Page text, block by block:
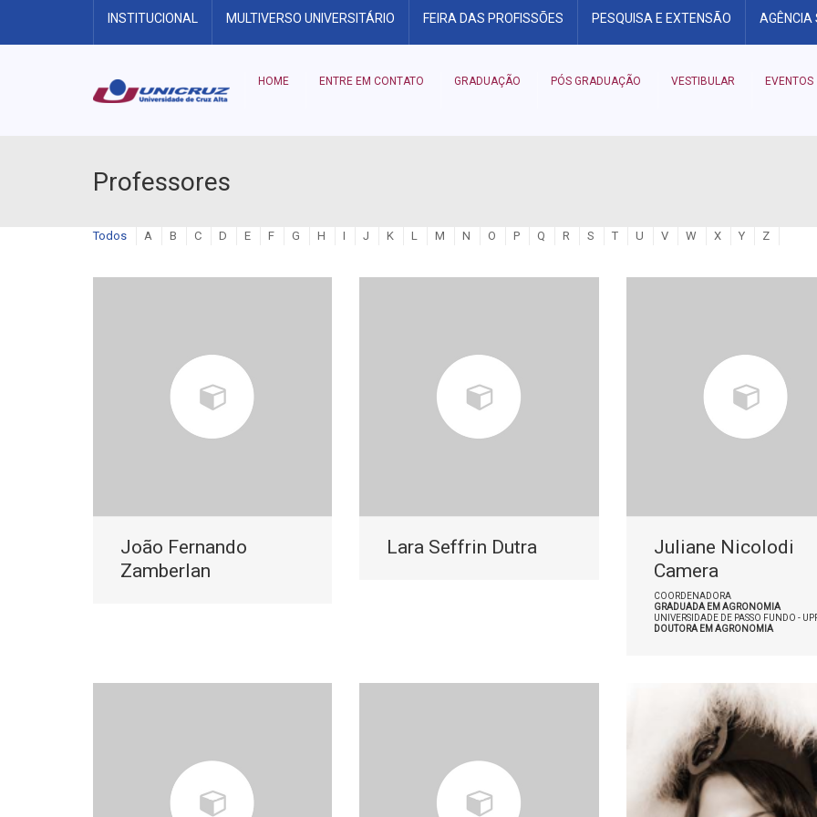
INSTITUCIONAL MULTIVERSO UNIVERSITÁRIO FEIRA DAS PROFISSÕES PESQUISA E EXTENSÃO AGÊNCIA
HOME ENTRE EM CONTATO GRADUAÇÃO PÓS GRADUAÇÃO VESTIBULAR EVENTOS
Professores
Todos A B C D E F G H I J K L M N O P Q R S T U V W X Y Z
João Fernando
Zamberlan
Lara Seffrin Dutra
Juliane Nicolodi
Camera
COORDENADORA
GRADUADA EM AGRONOMIA
UNIVERSIDADE DE PASSO FUNDO -
DOUTORA EM AGRONOMIA